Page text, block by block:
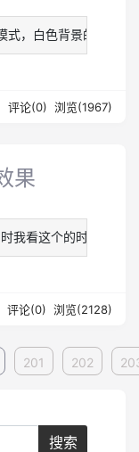
，白色背景的图象
评论(0) 浏览(1967)
果
我看这个的时候就
评论(0) 浏览(2128)
201 202